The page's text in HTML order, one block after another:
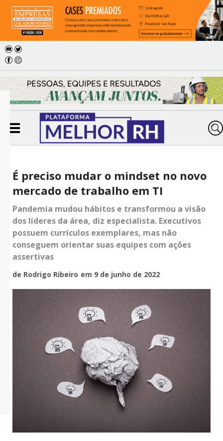
É preciso mudar o mindset no novo
mercado de trabalho em TI
Pandemia mudou hábitos e transformou a visão
dos líderes da área, diz especialista. Executivos
possuem currículos exemplares, mas não
conseguem orientar suas equipes com ações
assertivas
de Rodrigo Ribeiro em 9 de junho de 2022